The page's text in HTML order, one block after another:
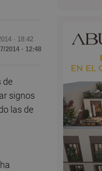
· 18:42
2014 · 12:48
de
signos
las de